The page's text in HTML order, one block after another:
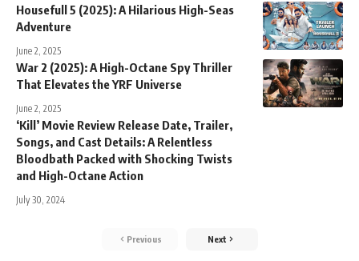
Housefull 5 (2025): A Hilarious High-Seas
Adventure
June 2, 2025
War 2 (2025): A High-Octane Spy Thriller
That Elevates the YRF Universe
June 2, 2025
‘Kill’ Movie Review Release Date, Trailer,
Songs, and Cast Details: A Relentless
Bloodbath Packed with Shocking Twists
and High-Octane Action
July 30, 2024
Previous Next